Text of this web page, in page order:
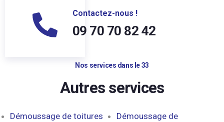
Contactez-nous !
09 70 70 82 42
Nos services dans le 33
Autres services
Démoussage de toitures
Démoussage de